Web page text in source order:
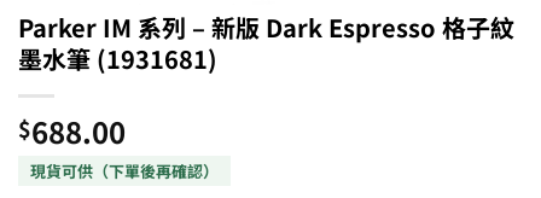
Parker IM 系列 – 新版 Dark Espresso 格子紋
墨水筆 (1931681)
$688.00